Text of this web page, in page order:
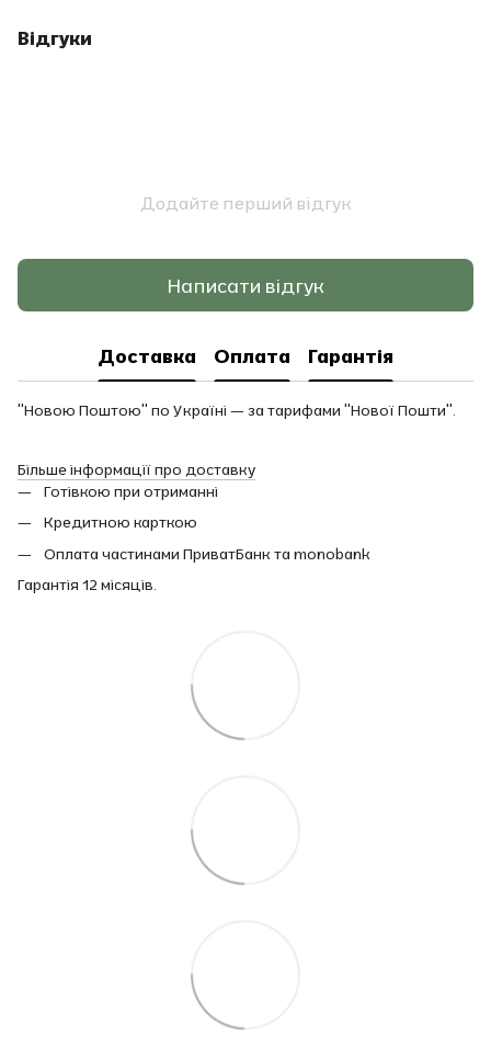
Відгуки
Додайте перший відгук
Написати відгук
Доставка Оплата Гарантія
"Новою Поштою" по Україні — за тарифами "Нової Пошти".
Більше інформації про доставку
Готівкою при отриманні
Кредитною карткою
Оплата частинами ПриватБанк та monobank
Гарантія 12 місяців.